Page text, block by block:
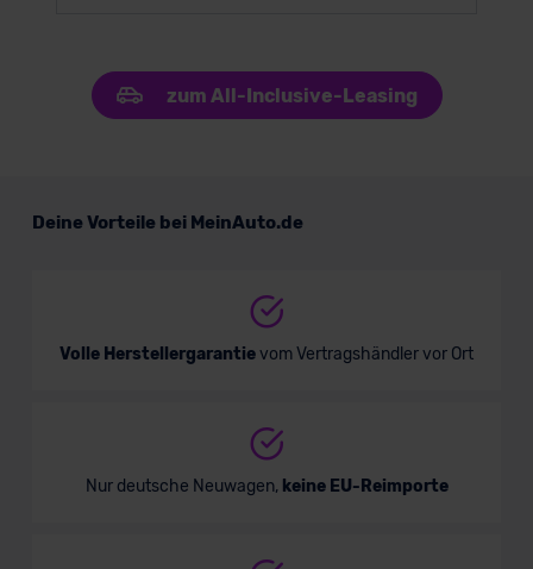
zum All-Inclusive-Leasing
Deine Vorteile bei MeinAuto.de
Volle Herstellergarantievom Vertragshändler vor Ort
Nur deutsche Neuwagen, keine EU-Reimporte